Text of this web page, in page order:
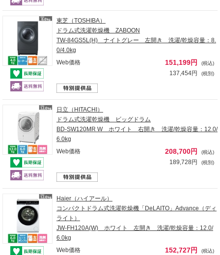
東芝（TOSHIBA）
ドラム式洗濯乾燥機 ZABOON
TW-84GS5L(H) ナイトグレー 左開き 洗濯/乾燥容量：8.
0/4.0kg
Web価格
151,199円 (税込)
137,454円 (税別)
日立（HITACHI）
ドラム式洗濯乾燥機 ビッグドラム
BD-SW120MR W ホワイト 右開き 洗濯/乾燥容量：12.0/
6.0kg
Web価格
208,700円 (税込)
189,728円 (税別)
Haier（ハイアール）
コンパクトドラム式洗濯乾燥機「DeLAITO」Advance（ディ
ライト）
JW-FH120A(W) ホワイト 左開き 洗濯/乾燥容量：12.0/
6.0kg
Web価格
152,727円 (税込)